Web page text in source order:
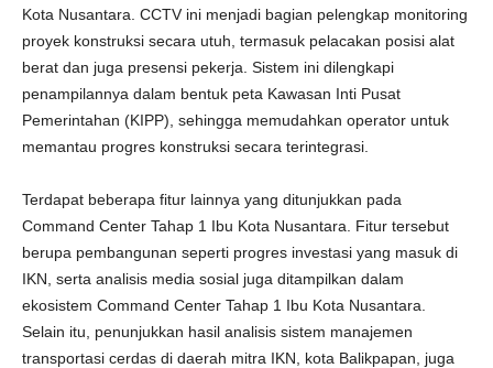
Kota Nusantara. CCTV ini menjadi bagian pelengkap monitoring
proyek konstruksi secara utuh, termasuk pelacakan posisi alat
berat dan juga presensi pekerja. Sistem ini dilengkapi
penampilannya dalam bentuk peta Kawasan Inti Pusat
Pemerintahan (KIPP), sehingga memudahkan operator untuk
memantau progres konstruksi secara terintegrasi.
Terdapat beberapa fitur lainnya yang ditunjukkan pada
Command Center Tahap 1 Ibu Kota Nusantara. Fitur tersebut
berupa pembangunan seperti progres investasi yang masuk di
IKN, serta analisis media sosial juga ditampilkan dalam
ekosistem Command Center Tahap 1 Ibu Kota Nusantara.
Selain itu, penunjukkan hasil analisis sistem manajemen
transportasi cerdas di daerah mitra IKN, kota Balikpapan, juga